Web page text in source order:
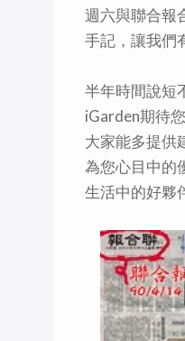
週六與聯合報
手記，讓我們
半年時間說短
iGarden期待
大家能多提供
為您心目中的
生活中的好夥